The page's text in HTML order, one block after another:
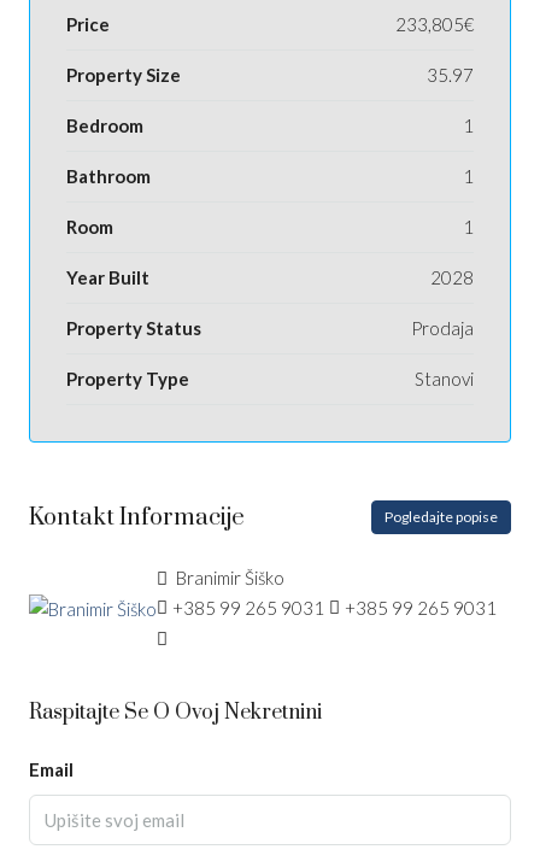
Price 233,805€
Property Size 35.97
Bedroom 1
Bathroom 1
Room 1
Year Built 2028
Property Status Prodaja
Property Type Stanovi
Kontakt Informacije Pogledajte popise
Branimir Šiško
+385 99 265 9031
+385 99 265 9031
Raspitajte Se O Ovoj Nekretnini
Email